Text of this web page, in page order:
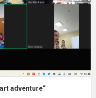
adventure“